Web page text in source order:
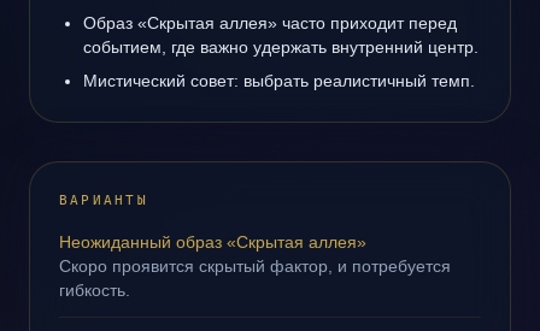
Образ «Скрытая аллея» часто приходит перед
событием, где важно удержать внутренний центр.
Мистический совет: выбрать реалистичный темп.
ВАРИАНТЫ
Неожиданный образ «Скрытая аллея»
Скоро проявится скрытый фактор, и потребуется
гибкость.